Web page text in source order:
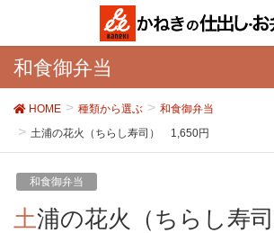
和食御弁当
HOME 種類から選ぶ
和食御弁当
土浦の花火（ちらし寿司） 1,650円
和食御弁当
土浦の花火（ちらし寿司） 1,650